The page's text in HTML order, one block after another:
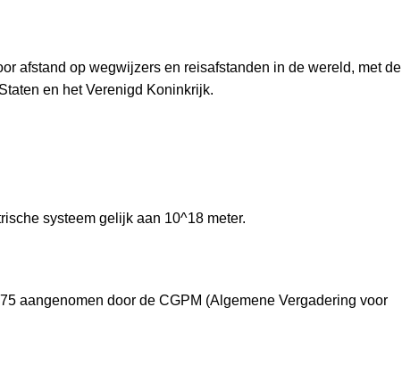
afstand op wegwijzers en reisafstanden in de wereld, met de
en het Verenigd Koninkrijk.
systeem gelijk aan 10^18 meter.
aangenomen door de CGPM (Algemene Vergadering voor